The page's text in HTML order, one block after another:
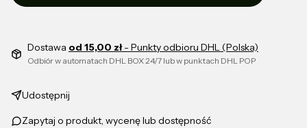
Dostawa od 15,00 zł- Punkty odbioru DHL (Polska)
Odbiór w automatach DHL BOX 24/7 lub w punktach DHL POP
Udostępnij
Zapytaj o produkt, wycenę lub dostępność